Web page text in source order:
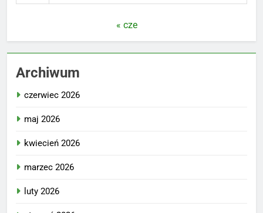
« cze
Archiwum
czerwiec 2026
maj 2026
kwiecień 2026
marzec 2026
luty 2026